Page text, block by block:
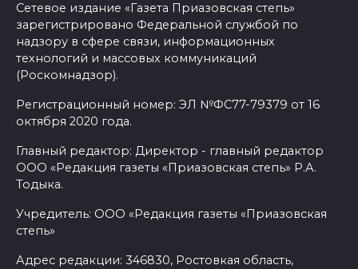
Сетевое издание «Газета Приазовская степь»
зарегистрировано Федеральной службой по
надзору в сфере связи, информационных
технологий и массовых коммуникаций
(Роскомнадзор).
Регистрационный номер: ЭЛ №ФС77-79379 от 16
октября 2020 года.
Главный редактор: Директор - главный редактор
ООО «Редакция газеты «Приазовская степь» Р.А.
Тодыка.
Учредитель: ООО «Редакция газеты «Приазовская
степь»
Адрес редакции: 346830, Ростовкая область,